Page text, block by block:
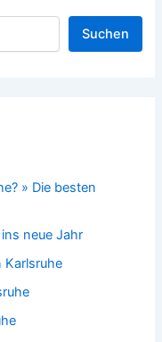
Suchen
» Die besten
neue Jahr
Karlsruhe